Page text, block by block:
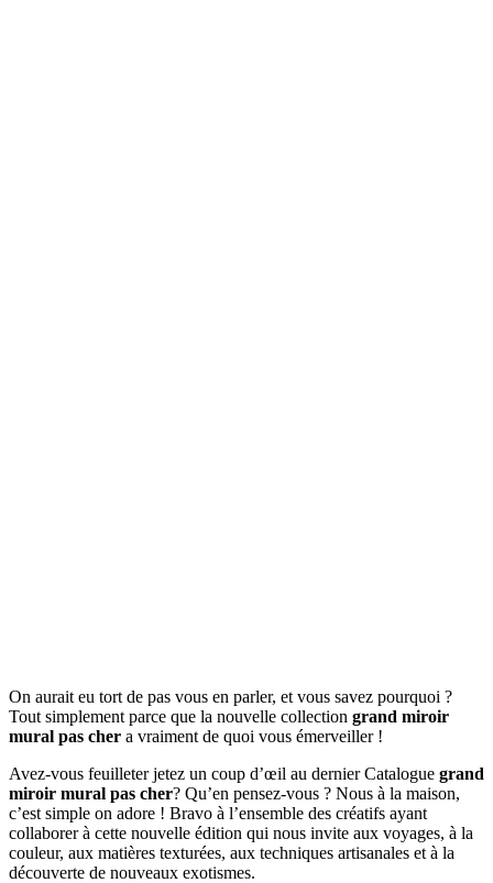
On aurait eu tort de pas vous en parler, et vous savez pourquoi ?
Tout simplement parce que la nouvelle collection grand miroir
mural pas cher a vraiment de quoi vous émerveiller !
Avez-vous feuilleter jetez un coup d’œil au dernier Catalogue grand
miroir mural pas cher? Qu’en pensez-vous ? Nous à la maison,
c’est simple on adore ! Bravo à l’ensemble des créatifs ayant
collaborer à cette nouvelle édition qui nous invite aux voyages, à la
couleur, aux matières texturées, aux techniques artisanales et à la
découverte de nouveaux exotismes.